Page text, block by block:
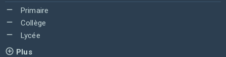
Primaire
Collège
Lycée
Plus